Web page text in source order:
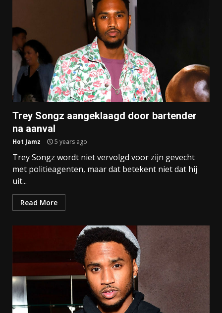
Trey Songz aangeklaagd door bartender
na aanval
Hot Jamz 5 years ago
Trey Songz wordt niet vervolgd voor zijn gevecht
met politieagenten, maar dat betekent niet dat hij
uit...
Read More